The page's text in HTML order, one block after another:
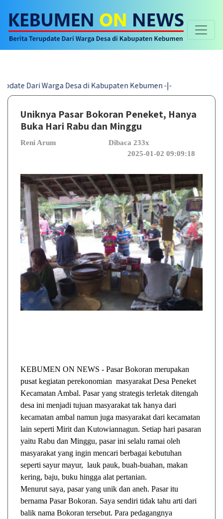
Warga Desa di Kabupaten Kebumen -|-
Uniknya Pasar Bokoran Peneket, Hanya
Buka Hari Rabu dan Minggu
Reni Arum
Dibaca 233x
2025-01-02 09:09:18
KEBUMEN ON NEWS - Pasar Bokoran merupakan
pusat kegiatan perekonomian masyarakat Desa Peneket
Kecamatan Ambal. Pasar yang strategis terletak ditengah
desa ini menjadi tujuan masyarakat tak hanya dari
kecamatan ambal namun juga masyarakat dari kecamatan
lain seperti Mirit dan Kutowiannagun. Setiap hari pasaran
yaitu Rabu dan Minggu, pasar ini selalu ramai oleh
masyarakat yang ingin mencari berbagai kebutuhan
seperti sayur mayur, lauk pauk, buah-buahan, makan
kering, baju, buku hingga alat pertanian.
Menurut saya, pasar yang unik dan aneh. Pasar itu
bernama Pasar Bokoran. Saya sendiri tidak tahu arti dari
balik nama Bokoran tersebut. Para pedagangnya